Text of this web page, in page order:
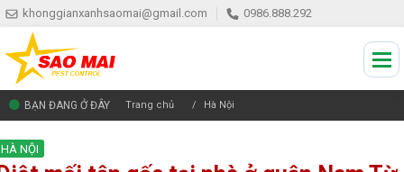
khonggianxanhsaomai@gmail.com 0986.888.292
BẠN ĐANG Ở ĐÂY Trang chủ Hà Nội
HÀ NỘI